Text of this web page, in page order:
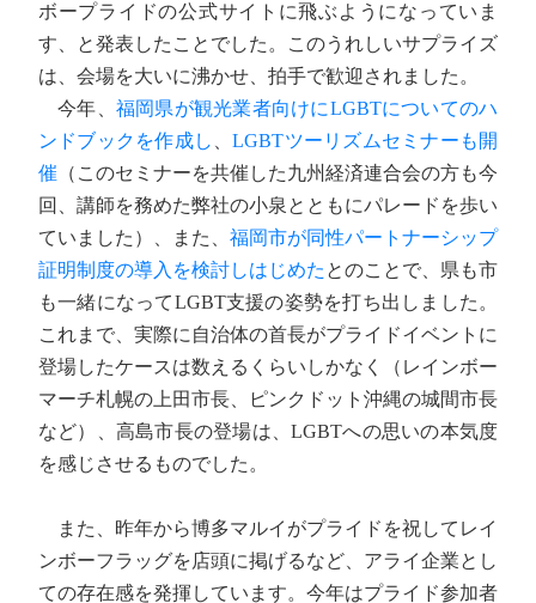
ボープライドの公式サイトに飛ぶようになっていま
す、と発表したことでした。このうれしいサプライズ
は、会場を大いに沸かせ、拍手で歓迎されました。
今年、 福岡県が観光業者向けにLGBTについてのハ
ンドブックを作成し
、LGBTツーリズムセミナーも開
催 （このセミナーを共催した九州経済連合会の方も今
回、講師を務めた弊社の小泉とともにパレードを歩い
ていました）、また、 福岡市が同性パートナーシップ
証明制度の導入を検討しはじめた とのことで、県も市
も一緒になってLGBT支援の姿勢を打ち出しました。
これまで、実際に自治体の首長がプライドイベントに
登場したケースは数えるくらいしかなく（レインボー
マーチ札幌の上田市長、ピンクドット沖縄の城間市長
など）、高島市長の登場は、LGBTへの思いの本気度
を感じさせるものでした。
また、昨年から博多マルイがプライドを祝してレイ
ンボーフラッグを店頭に掲げるなど、アライ企業とし
ての存在感を発揮しています。今年はプライド参加者